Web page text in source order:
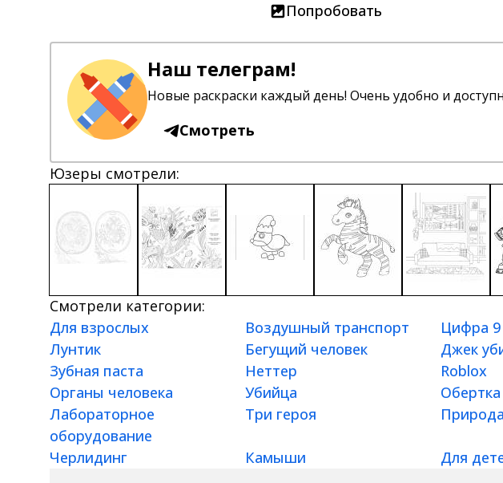
Попробовать
Наш телеграм!
Новые раскраски каждый день! Очень удобно и
Смотреть
Юзеры смотрели:
Смотрели категории:
Для взрослых
Воздушный транспорт Цифра 9
Лунтик
Бегущий человек Джек
Зубная паста
Неттер Roblox
Органы человека
Убийца Обертка
Лабораторное
оборудование
Три героя Природа
Черлидинг Камыши Для